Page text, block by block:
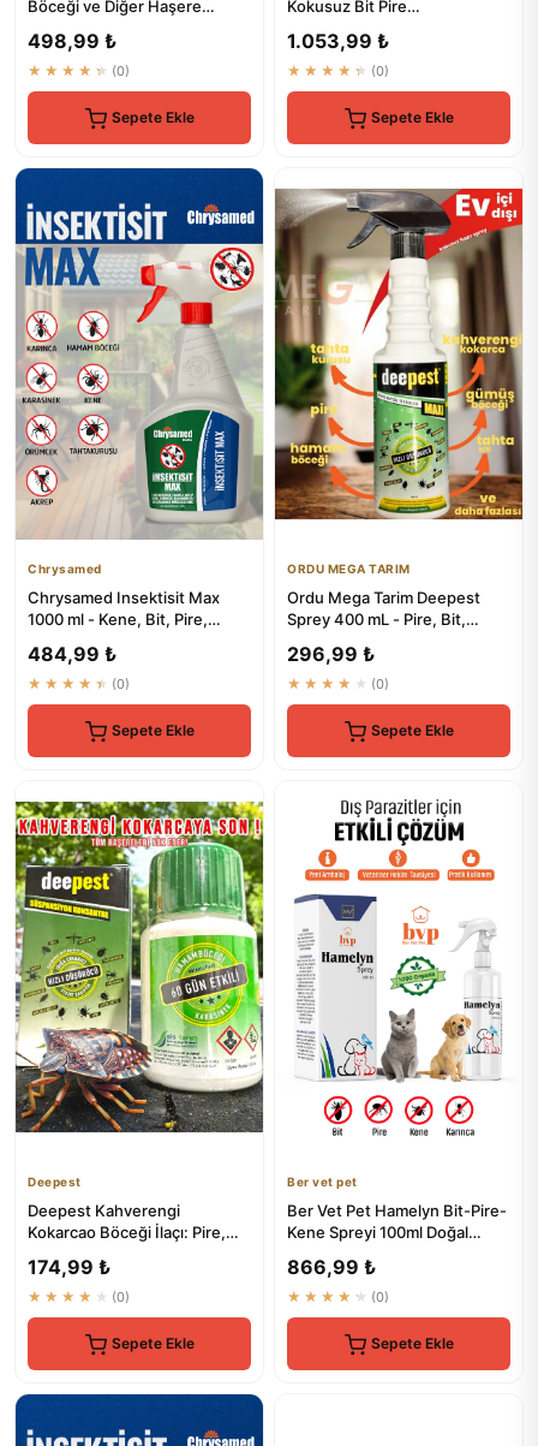
Böceği ve Diğer Haşere
498,99 ₺
★★★★★ (0)
Sepete Ekle
Kokusuz Bit Pire
Tahtakurusu İlaç Skt...
1.053,99 ₺
★★★★★ (0)
Sepete Ekle
Chrysamed
Chrysamed Insektisit Max
1000 ml - Kene, Bit, Pire,
484,99 ₺
★★★★★ (0)
Sepete Ekle
ORDU MEGA TARIM
Ordu Mega Tarim Deepest
Sprey 400 mL - Pire, Bit,
H...
296,99 ₺
★★★★★ (0)
Sepete Ekle
Deepest
Deepest Kahverengi
Kokarcao Böceği İlaçı: Pire,
Böcek...
174,99 ₺
★★★★★ (0)
Sepete Ekle
Ber vet pet
Ber Vet Pet Hamelyn Bit-Pire-
Kene Spreyi 100ml Doğal
866,99 ₺
★★★★★ (0)
Sepete Ekle